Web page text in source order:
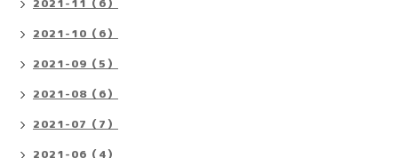
2021-11（6）
2021-10（6）
2021-09（5）
2021-08（6）
2021-07（7）
2021-06（4）